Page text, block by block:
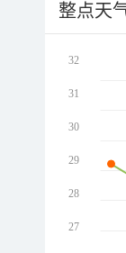
整点天
32
31
30
29
28
27